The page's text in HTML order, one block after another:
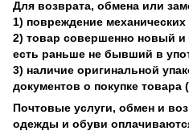
Для возврата, обмена или
1) повреждение
2) товар совершенно новый и
есть раньше не бывший в
3) наличие оригинальной
документов о покупке товара
Почтовые услуги, обмен и
одежды и обуви